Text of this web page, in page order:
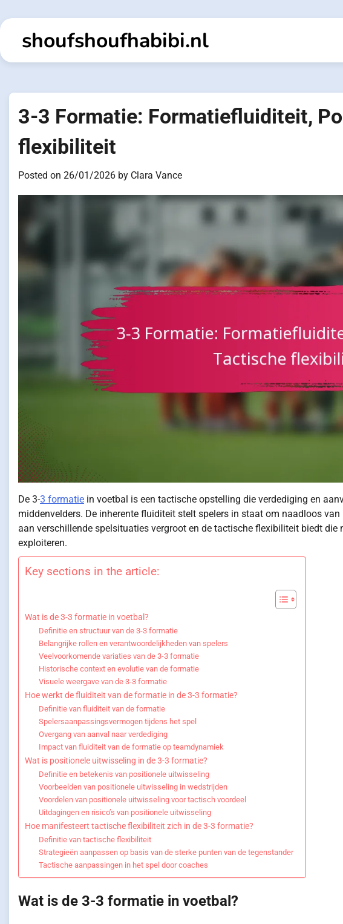
to
contentshoufshoufhabibi.nl
3-3 Formatie: Formatiefluiditeit,
flexibiliteit
Posted on 26/01/2026 by Clara Vance
De 3-3 formatie in voetbal is een tactische opstelling die verdediging en
middenvelders. De inherente fluiditeit stelt spelers in staat om naadloos
aan verschillende spelsituaties vergroot en de tactische flexibiliteit biedt
exploiteren.
Key sections in the article:
Wat is de 3-3 formatie in voetbal?
Definitie en structuur van de 3-3 formatie
Belangrijke rollen en verantwoordelijkheden van spelers
Veelvoorkomende variaties van de 3-3 formatie
Historische context en evolutie van de formatie
Visuele weergave van de 3-3 formatie
Hoe werkt de fluiditeit van de formatie in de 3-3 formatie?
Definitie van fluiditeit van de formatie
Spelersaanpassingsvermogen tijdens het spel
Overgang van aanval naar verdediging
Impact van fluiditeit van de formatie op teamdynamiek
Wat is positionele uitwisseling in de 3-3 formatie?
Definitie en betekenis van positionele uitwisseling
Voorbeelden van positionele uitwisseling in wedstrijden
Voordelen van positionele uitwisseling voor tactisch voordeel
Uitdagingen en risico’s van positionele uitwisseling
Hoe manifesteert tactische flexibiliteit zich in de 3-3 formatie?
Definitie van tactische flexibiliteit
Strategieën aanpassen op basis van de sterke punten van de tegenstander
Tactische aanpassingen in het spel door coaches
Wat is de 3-3 formatie in voetbal?